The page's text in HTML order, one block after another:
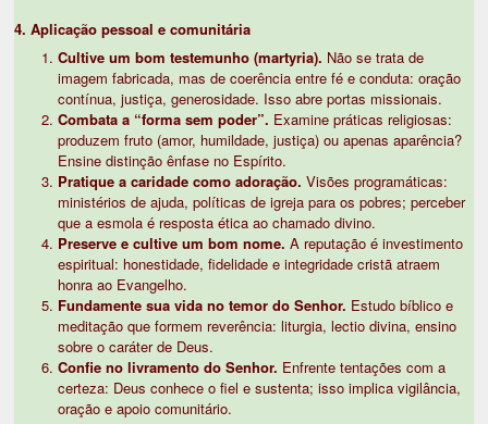
4. Aplicação pessoal e comunitária
Cultive um bom testemunho (martyria). Não se trata de
imagem fabricada, mas de coerência entre fé e conduta: oração
contínua, justiça, generosidade. Isso abre portas missionais.
Combata a “forma sem poder”. Examine práticas religiosas:
produzem fruto (amor, humildade, justiça) ou apenas aparência?
Ensine distinção ênfase no Espírito.
Pratique a caridade como adoração. Visões programáticas:
ministérios de ajuda, políticas de igreja para os pobres; perceber
que a esmola é resposta ética ao chamado divino.
Preserve e cultive um bom nome. A reputação é investimento
espiritual: honestidade, fidelidade e integridade cristã atraem
honra ao Evangelho.
Fundamente sua vida no temor do Senhor. Estudo bíblico e
meditação que formem reverência: liturgia, lectio divina, ensino
sobre o caráter de Deus.
Confie no livramento do Senhor. Enfrente tentações com a
certeza: Deus conhece o fiel e sustenta; isso implica vigilância,
oração e apoio comunitário.